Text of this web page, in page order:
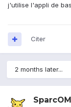
j'utilise l'appli de
Citer
2 months later...
SparcOM